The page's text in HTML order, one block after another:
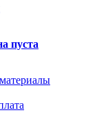
пуста